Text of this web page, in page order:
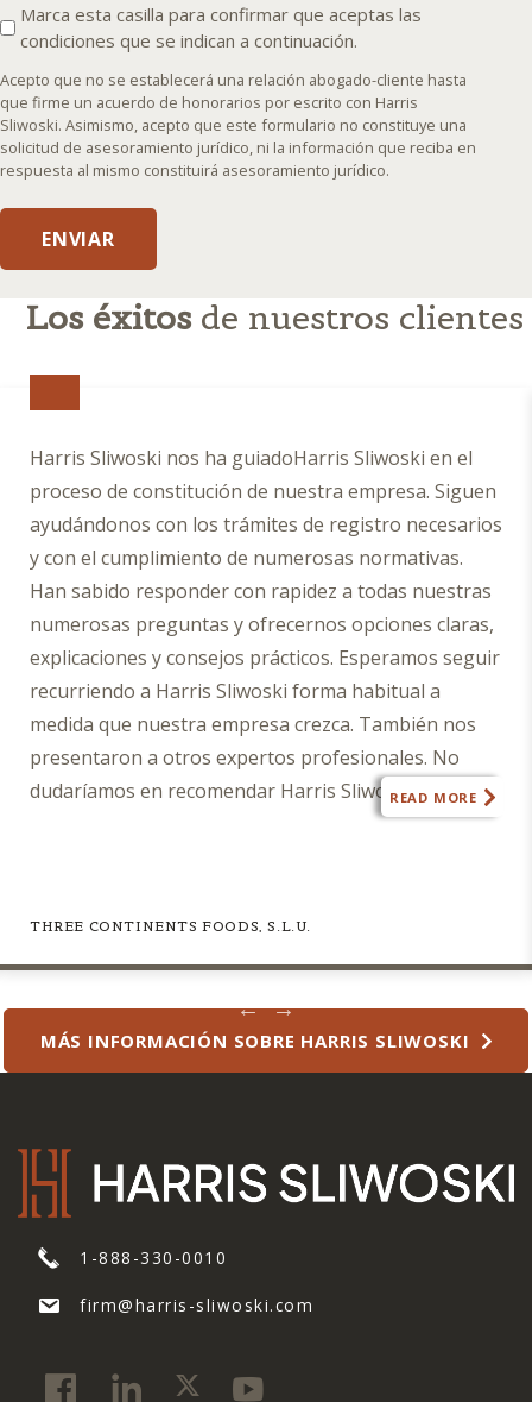
I
agree
that
an
attorney-
client
relationship
will
be
formed
until
into
written
fee
agreement
with
Harris
also
agree
this
submission
does
nor
information
response
my
submission
constitute
legal
Marca esta casilla para confirmar que aceptas las
condiciones que se indican a continuación.
Acepto que no se establecerá una relación abogado-cliente hasta
que firme un acuerdo de honorarios por escrito con Harris
Sliwoski. Asimismo, acepto que este formulario no constituye una
solicitud de asesoramiento jurídico, ni la información que reciba en
respuesta al mismo constituirá asesoramiento jurídico.
ENVIAR
Los éxitos de nuestros clientes
Harris Sliwoski nos ha guiadoHarris Sliwoski en el
proceso de constitución de nuestra empresa. Siguen
ayudándonos con los trámites de registro necesarios
y con el cumplimiento de numerosas normativas.
Han sabido responder con rapidez a todas nuestras
numerosas preguntas y ofrecernos opciones claras,
explicaciones y consejos prácticos. Esperamos seguir
recurriendo a Harris Sliwoski forma habitual a
medida que nuestra empresa crezca. También nos
presentaron a otros expertos profesionales. No
dudaríamos en recomendar Harris Sliwoski cualquier
empresa que necesite asesoramiento jurídico».
READ MORE
THREE CONTINENTS FOODS, S.L.U.
MÁS INFORMACIÓN SOBRE HARRIS SLIWOSKI
1-888-330-0010
firm@harris-sliwoski.com